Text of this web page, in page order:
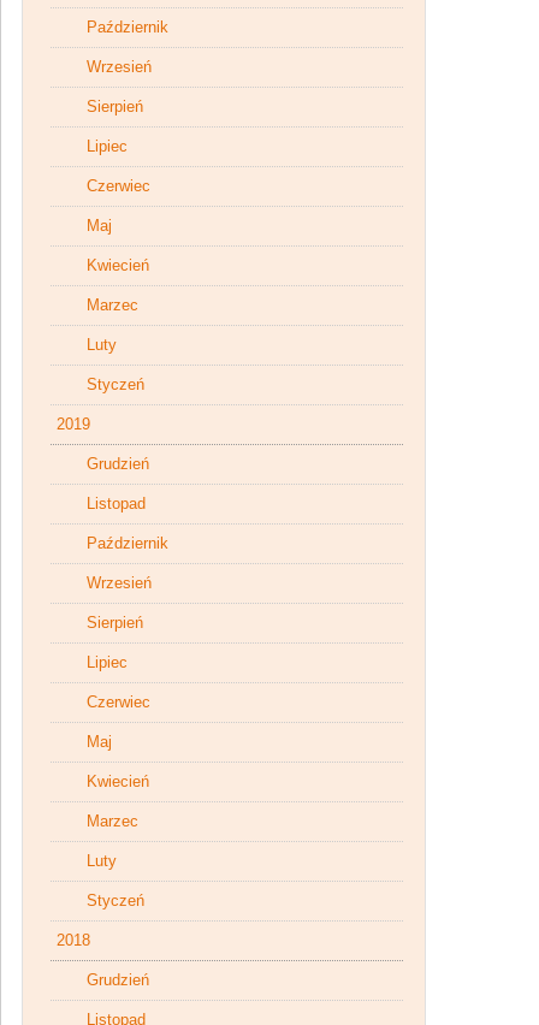
Październik
Wrzesień
Sierpień
Lipiec
Czerwiec
Maj
Kwiecień
Marzec
Luty
Styczeń
2019
Grudzień
Listopad
Październik
Wrzesień
Sierpień
Lipiec
Czerwiec
Maj
Kwiecień
Marzec
Luty
Styczeń
2018
Grudzień
Listopad